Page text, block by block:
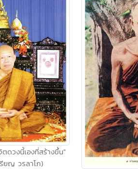
ดวงนี้เองที่สร้างขึ้น"
ยญ วรลาโภ)